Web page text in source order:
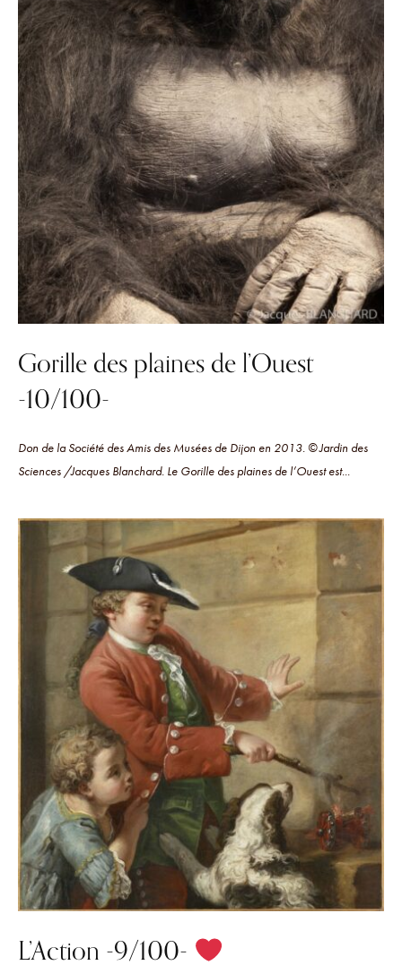
Gorille des plaines de l’Ouest
-10/100-
Don de la Société des Amis des Musées de Dijon en 2013. © Jardin des
Sciences /Jacques Blanchard. Le Gorille des plaines de l’Ouest est...
L’Action -9/100-